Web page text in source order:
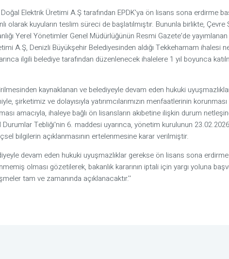
Doğal Elektrik Üretimi A.Ş tarafından EPDK'ya ön lisans sona erdirme
olarak kuyuların teslim süreci de başlatılmıştır. Bununla birlikte, Çevre
Yerel Yönetimler Genel Müdürlüğünün Resmi Gazete'de yayımlanan
A.Ş, Denizli Büyükşehir Belediyesinden aldığı Tekkehamam ihalesi
ilgili belediye tarafından düzenlenecek ihalelere 1 yıl boyunca
kaynaklanan ve belediyeyle devam eden hukuki
şirketimiz ve dolayısıyla yatırımcılarımızın menfaatlerinin
amacıyla, ihaleye bağlı ön lisansların akıbetine ilişkin durum
Durumlar Tebliği'nin 6. maddesi uyarınca, yönetim kurulunun
bilgilerin açıklanmasının ertelenmesine karar verilmiştir.
devam eden hukuki uyuşmazlıklar gerekse ön lisans sona erdirme
olması gözetilerek, bakanlık kararının iptali için yargı yoluna
tam ve zamanında açıklanacaktır.''